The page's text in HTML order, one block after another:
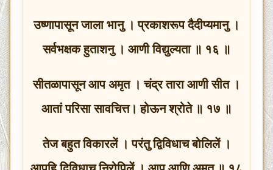
उष्णापासून जाला भानु । प्रकाशरूप दैदीप्यमानु ।
सर्वभक्षक हुताशनु । आणी विद्युल्यता ॥ १६ ॥
सीतळापासून आप अमृत । चंद्र तारा आणी सीत ।
आतां परिसा सावचित्त। होऊन श्रोते ॥ १७ ॥
तेज बहुत विकारलें । परंतु द्विविधाच बोलिलें ।